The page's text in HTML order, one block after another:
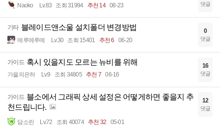
Naoko Lv.83 조회 31994 추천 14 08-23 댓글
기타 블레이드앤소울 설치폴더 변경방법
메루메루메 Lv.30 조회 15401 추천 6 06-20
0
댓글
가이드 혹시 있을지도 모르는 뉴비를 위해
가을의은하 Lv.9 조회 34805 추천 7 06-16
16
댓글
가이드 블소에서 그래픽 상세 설정은 어떻게하면 좋을지 추
천드립니다.
담소린 Lv.72 조회 40074 추천 32 05-01
12
댓글